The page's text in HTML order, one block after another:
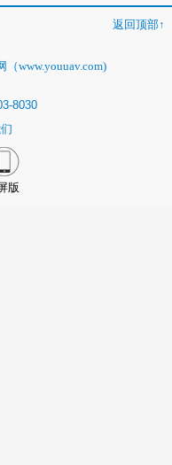
返回顶部↑
（www.youuav.com)
8030
版